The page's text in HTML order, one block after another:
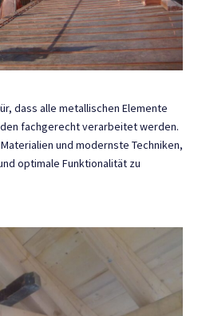
dass alle metallischen Elemente
fachgerecht verarbeitet werden.
und modernste Techniken,
optimale Funktionalität zu